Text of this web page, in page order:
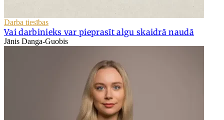
Darba tiesības
Vai darbinieks var pieprasīt algu skaidrā naudā
Jānis Danga-Guobis